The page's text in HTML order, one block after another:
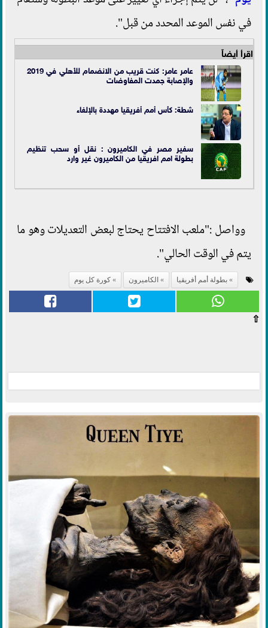
في نفس الموعد المحدد من قبل".
اقرأ أيضاً
عامر عامر: كنت قريب من الانضمام للأهلي في 2019
والإصابة جمدت المفاوضات
شطة: كأس أمم أفريقيا مهددة بالإلغاء
سفير مصر في الكاميرون : نقل أو سحب تنظيم
بطولة امم افريقيا من الكاميرون غير وارد
وواصل :"ملعب الافتتاح يحتاج لبعض التعديلات وهو ما
يتم في الوقت الحالي".
بطولة أمم أفريقيا الكاميرون كورة كل يوم
⇧